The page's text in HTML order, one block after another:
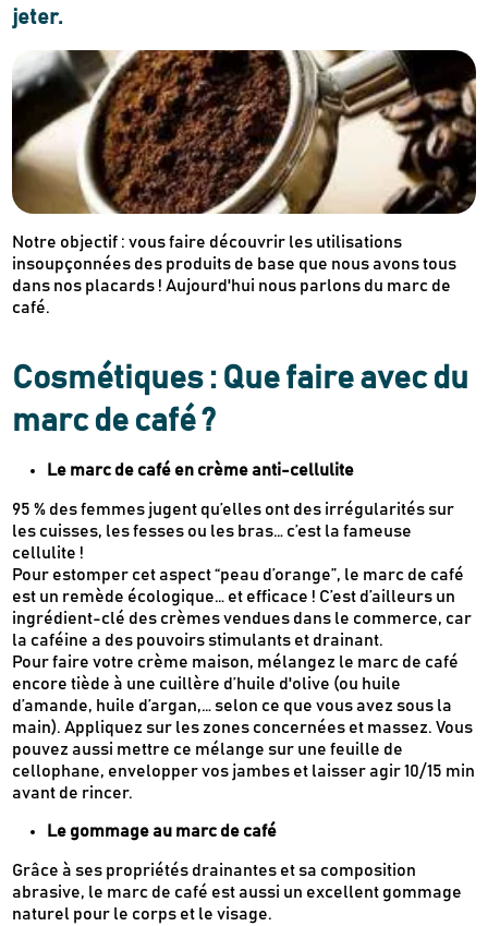
jeter.
Notre objectif : vous faire découvrir les utilisations
insoupçonnées des produits de base que nous avons tous
dans nos placards ! Aujourd'hui nous parlons du marc de
café.
Cosmétiques : Que faire avec du
marc de café ?
Le marc de café en crème anti-cellulite
95 % des femmes jugent qu’elles ont des irrégularités sur
les cuisses, les fesses ou les bras… c’est la fameuse
cellulite !
Pour estomper cet aspect “peau d’orange”, le marc de café
est un remède écologique… et efficace ! C’est d’ailleurs un
ingrédient-clé des crèmes vendues dans le commerce, car
la caféine a des pouvoirs stimulants et drainant.
Pour faire votre crème maison, mélangez le marc de café
encore tiède à une cuillère d’huile d'olive (ou huile
d’amande, huile d’argan,… selon ce que vous avez sous la
main). Appliquez sur les zones concernées et massez. Vous
pouvez aussi mettre ce mélange sur une feuille de
cellophane, envelopper vos jambes et laisser agir 10/15 min
avant de rincer.
Le gommage au marc de café
Grâce à ses propriétés drainantes et sa composition
abrasive, le marc de café est aussi un excellent gommage
naturel pour le corps et le visage.